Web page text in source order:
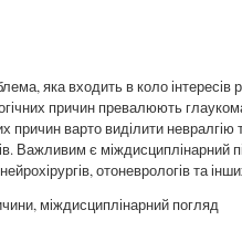
яка входить в коло інтересів
причин превалюють
варто виділити невралгію
Важливим є міждисциплінарний
отоневрологів та
міждисциплінарний погляд